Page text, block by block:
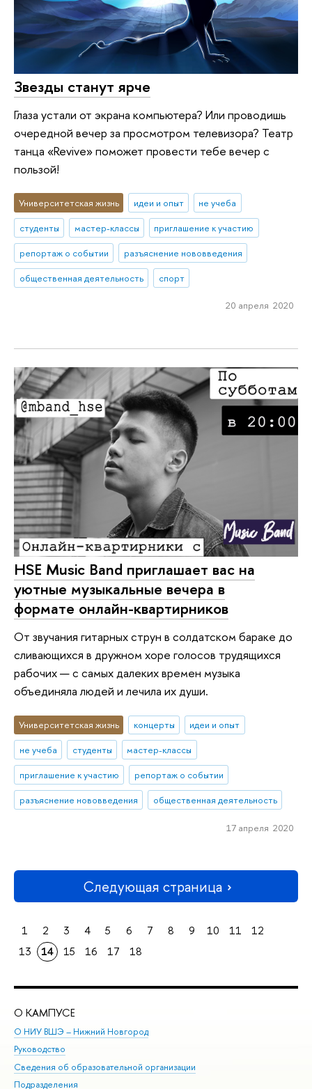
Звезды станут ярче
Глаза устали от экрана компьютера? Или проводишь
очередной вечер за просмотром телевизора? Театр
танца «Revive» поможет провести тебе вечер с
пользой!
Университетская жизнь идеи и опыт
не учеба
студенты
мастер-классы
приглашение к участию
репортаж о событии
разъяснение нововведения
общественная деятельность
спорт
20 апреля 2020
HSE Music Band приглашает вас на
уютные музыкальные вечера в
формате онлайн-квартирников
От звучания гитарных струн в солдатском бараке до
сливающихся в дружном хоре голосов трудящихся
рабочих — с самых далеких времен музыка
объединяла людей и лечила их души.
Университетская жизнь концерты
идеи и опыт
не учеба
студенты
мастер-классы
приглашение к участию
репортаж о событии
разъяснение нововведения
общественная деятельность
17 апреля 2020
Следующая страница
1 2 3 4 5 6 7 8 9 10 11
12
13
14 15 16 17 18
О КАМПУСЕ
О НИУ ВШЭ – Нижний Новгород
Руководство
Сведения об образовательной организации
Подразделения